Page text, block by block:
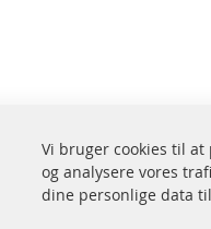
Varer på
Vi bruger cookies til
og analysere vores
dine personlige data